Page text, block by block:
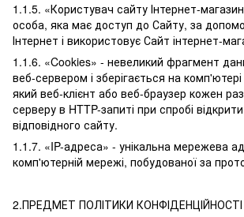
1.1.5. «Користувач сайту Інтернет-
особа, яка має доступ до Сайту, за
Інтернет і використовує Сайт інтернет-
1.1.6. «Cookies» - невеликий фрагмент
веб-сервером і зберігається на
який веб-клієнт або веб-браузер кожен
серверу в HTTP-запиті при спробі
відповідного сайту.
1.1.7. «IP-адреса» - унікальна мережева
комп'ютерній мережі, побудованої за
2.ПРЕДМЕТ ПОЛІТИКИ КОНФІДЕНЦІЙНОСТІ